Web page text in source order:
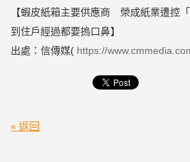
【蝦皮紙箱主要供應商 榮成紙業遭控
到住戶經過都要摀口鼻】
出處：信傳媒( https://
« 返回